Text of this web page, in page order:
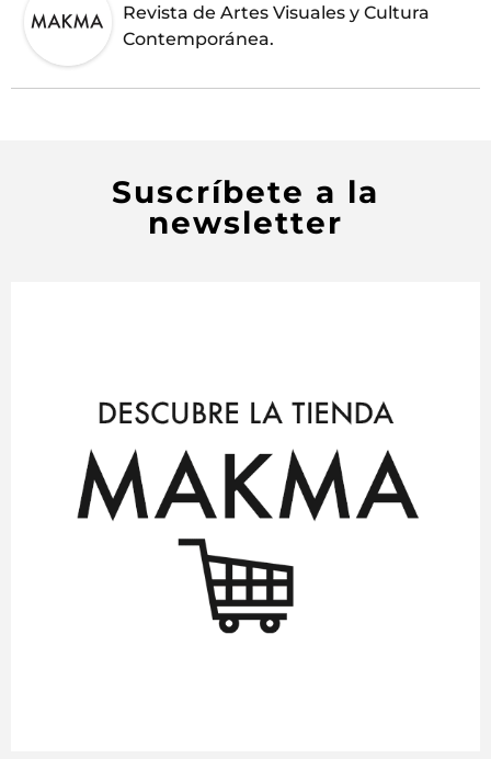
Revista de Artes Visuales y Cultura
Contemporánea.
Suscríbete a la
newsletter